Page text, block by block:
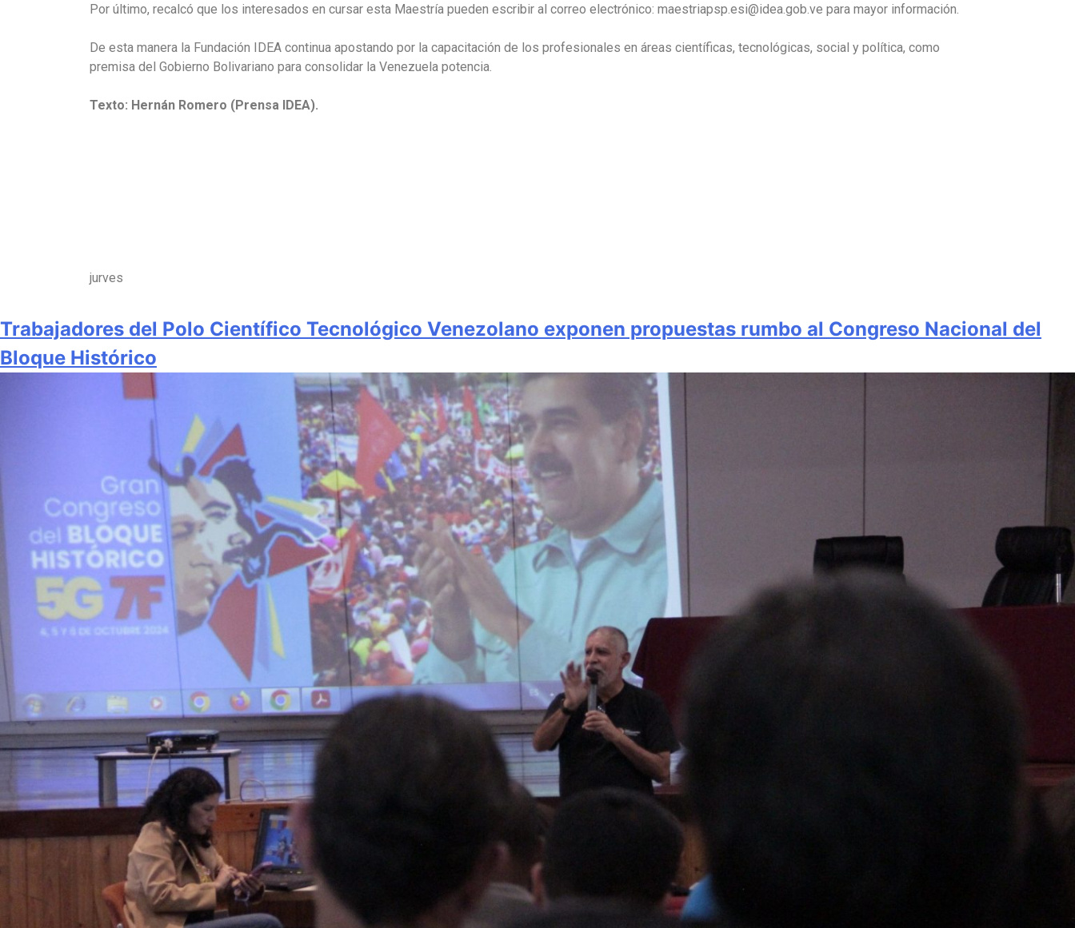
Por último, recalcó que los interesados en cursar esta Maestría pueden escribir al correo electrónico: maestriapsp.esi@idea.gob.ve para mayor información.
De esta manera la Fundación IDEA continua apostando por la capacitación de los profesionales en áreas científicas, tecnológicas, social y política, como
premisa del Gobierno Bolivariano para consolidar la Venezuela potencia.
Texto: Hernán Romero (Prensa IDEA).
jurves
Trabajadores del Polo Científico Tecnológico Venezolano exponen propuestas rumbo al Congreso Nacional del
Bloque Histórico